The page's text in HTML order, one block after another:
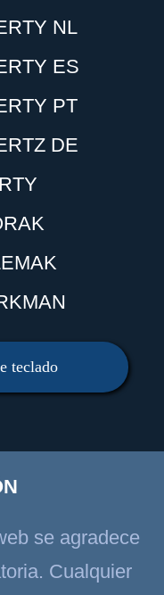
NL
ES
PT
DE
teclado
se agradece
Cualquier